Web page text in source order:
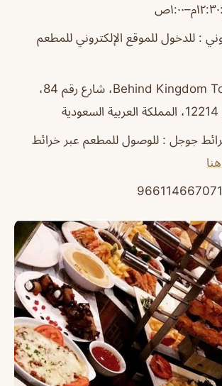
: للدخول للموقع الإلكتروني للمطعم
العنوان :Behind Kingdom Tower، شارع رقم 84،
جوجل : للوصول للمطعم عبر خرائط